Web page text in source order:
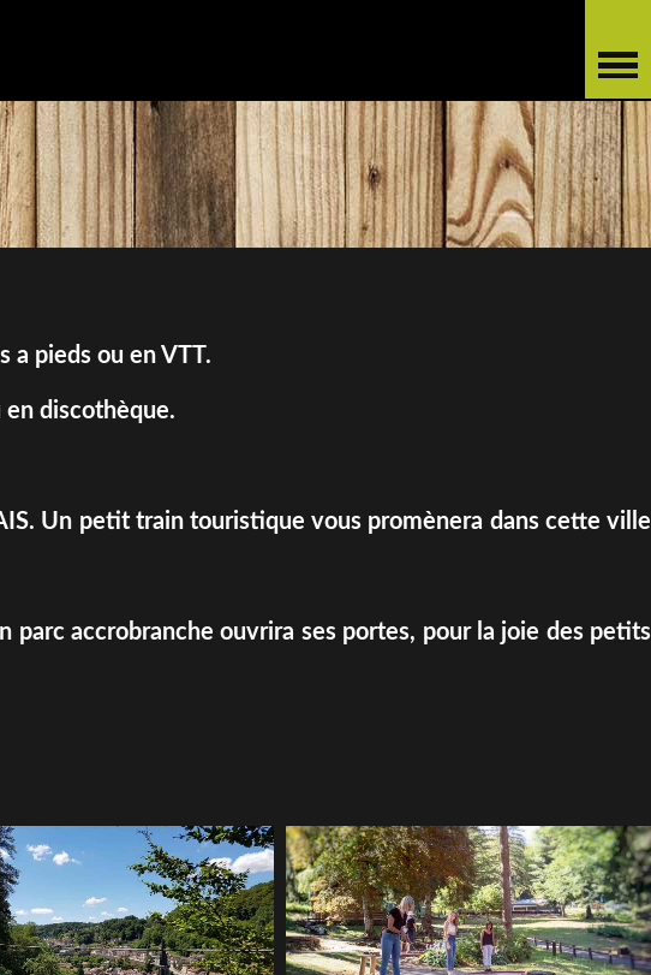
a pieds ou en VTT.
en discothèque.
Un petit train touristique vous promènera dans cette ville
accrobranche ouvrira ses portes, pour la joie des petits